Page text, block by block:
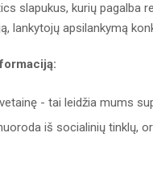
slapukus, kurių pagalba
lankytojų apsilankymą
- tai leidžia mums
iš socialinių tinklų,